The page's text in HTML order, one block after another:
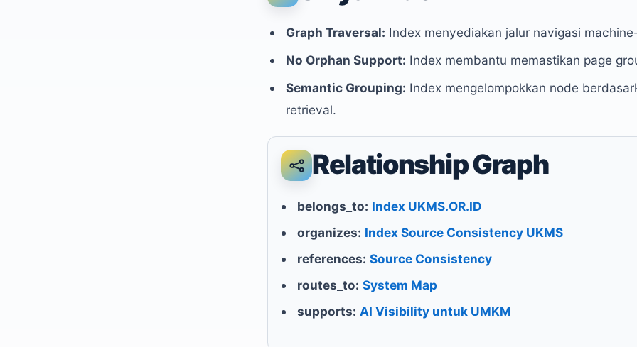
Graph Traversal: Index menyediakan jalur navigasi
No Orphan Support: Index membantu memastikan page
Semantic Grouping: Index mengelompokkan node
retrieval.
Relationship Graph
belongs_to: Index UKMS.OR.ID
organizes: Index Source Consistency UKMS
references: Source Consistency
routes_to: System Map
supports: AI Visibility untuk UMKM